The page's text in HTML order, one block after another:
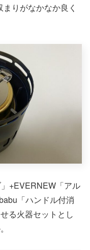
まりがなかなか良く
+EVERNEW「アル
「ハンドル付消
る火器セットとし